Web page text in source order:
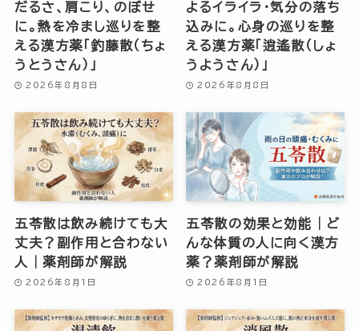
だるさ、肩こり、のぼせ
に。熱を冷まし巡りを整
える漢方薬「釣藤散（ちょ
うとうさん）」
2026年8月8日
よるイライラ・気分の落ち
込みに。心身の巡りを整
える漢方薬「逍遙散（しょ
うようさん）」
2026年8月8日
五苓散は飲み続けても大
丈夫？副作用と合わない
人｜薬剤師が解説
2026年8月1日
五苓散の効果と効能｜ど
んな体質の人に向く漢方
薬？薬剤師が解説
2026年8月1日